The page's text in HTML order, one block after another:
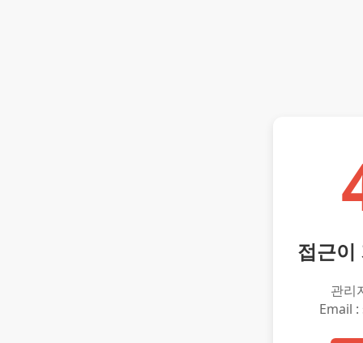
접근이
관리
Email